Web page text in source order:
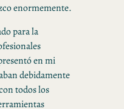
enormemente.
para la
en mi
debidamente
todos los